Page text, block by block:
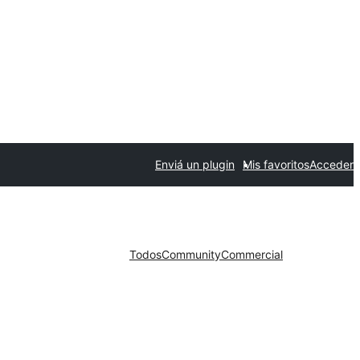
Enviá un plugin Mis favoritosAcceder
TodosCommunityCommercial